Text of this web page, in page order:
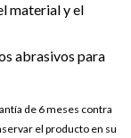
material y el
abrasivos para
de 6 meses contra
el producto en su